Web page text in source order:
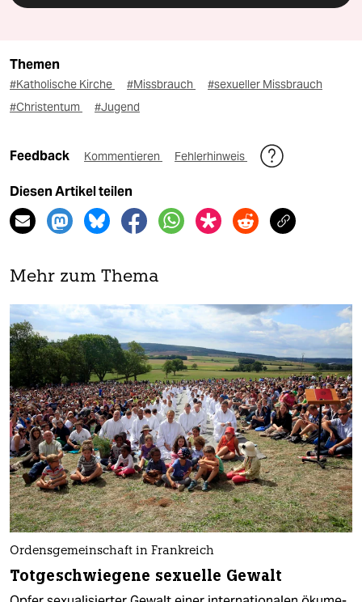
Themen
#Katholische Kirche #Missbrauch
#sexueller Missbrauch
#Christentum
#Jugend
Feedback Kommentieren Fehlerhinweis
Diesen Artikel teilen
Mehr zum Thema
Ordensgemeinschaft in Frankreich
Totgeschwiegene sexuelle Gewalt